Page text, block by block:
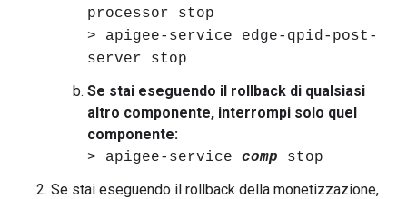
processor stop
> apigee-service edge-qpid-post-
server stop
Se stai eseguendo il rollback di qualsiasi
altro componente, interrompi solo quel
componente:
> apigee-service comp stop
Se stai eseguendo il rollback della monetizzazione,